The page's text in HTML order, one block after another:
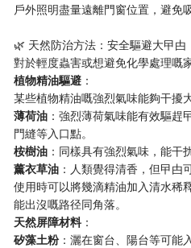
戶外照明盡量遠離門窗位置，避免
🌿 天然防治方法：安全驅避大曱甴
對於輕度蟲害或想避免化學處理嘅
​植物精油驅避​ ​：
某些植物精油嘅強烈氣味能夠干擾
​薄荷油​ ：強烈薄荷氣味能有效驅趕
門縫等入口點。
​桉樹油​ ：同樣具有強烈氣味，能干
​薰衣草油​ ：人類覺得清香，但曱甴
使用時可以將幾滴精油加入清水稀
能出沒嘅路径同角落。
​天然屏障材料​​：
​矽藻土粉​：灑在窗台、陽台等可能